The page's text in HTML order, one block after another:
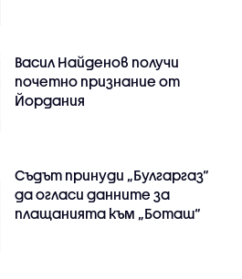
Васил Найденов получи
почетно признание от
Йордания
Съдът принуди „Булгаргаз“
да огласи данните за
плащанията към „Боташ“